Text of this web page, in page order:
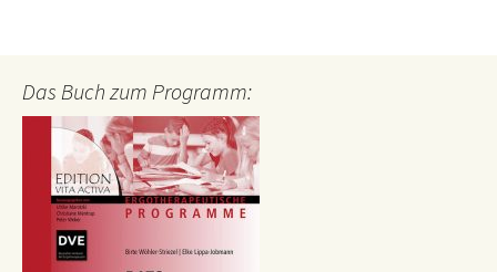
Das Buch zum Programm: